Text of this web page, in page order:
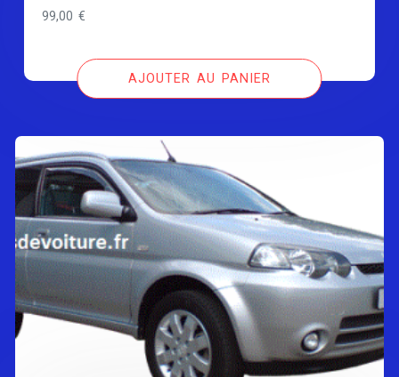
99,00€
AJOUTER AU PANIER